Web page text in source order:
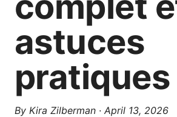
astuces
pratiques
By Kira Zilberman · April 13, 2026